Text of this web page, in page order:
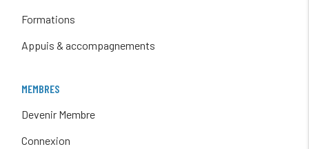
Formations
Appuis & accompagnements
MEMBRES
Devenir Membre
Connexion